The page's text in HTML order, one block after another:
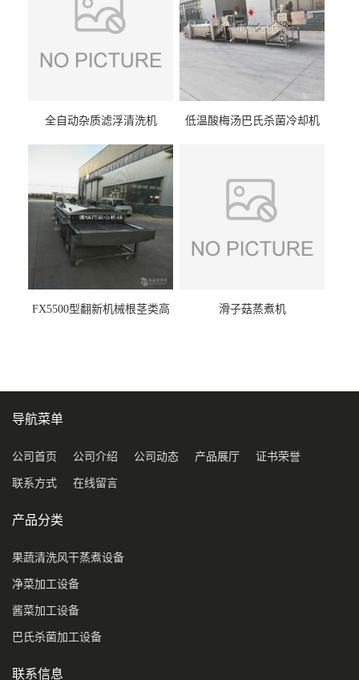
全自动杂质滤浮清洗机 低温酸梅汤巴氏杀菌冷却机
FX5500型翻新机械根茎类高
滑子菇蒸煮机
导航菜单
公司首页 公司介绍 公司动态 产品展厅 证书荣誉
联系方式 在线留言
产品分类
果蔬清洗风干蒸煮设备
净菜加工设备
酱菜加工设备
巴氏杀菌加工设备
联系信息